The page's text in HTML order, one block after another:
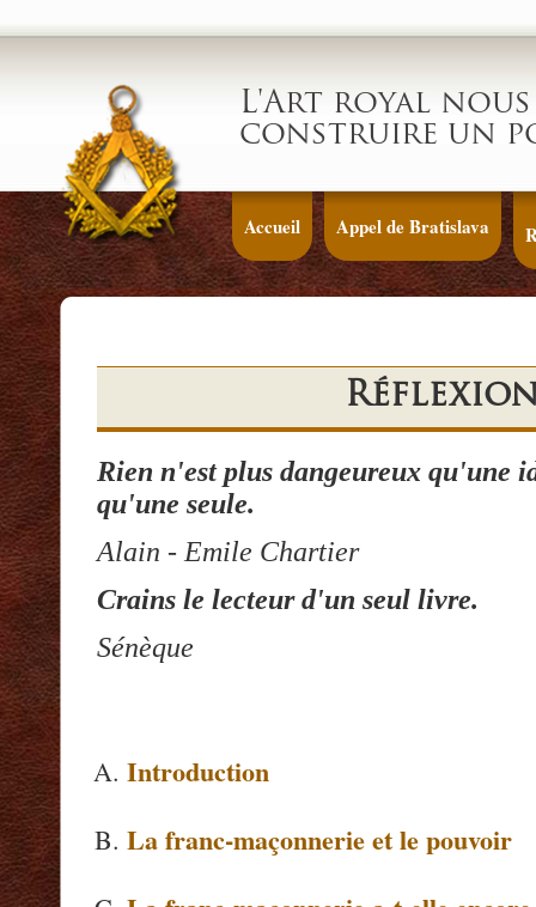
L'Art royal
construire un
Accueil Appel de Bratislava
Rien n'est plus dangeureux qu'une
qu'une seule.
Alain - Emile Chartier
Crains le lecteur d'un seul livre.
Sénèque
Introduction
La franc-maçonnerie et le pouvoir